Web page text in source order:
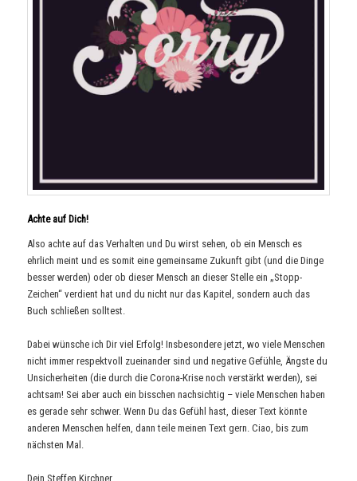
Achte auf Dich!
Also achte auf das Verhalten und Du wirst sehen, ob ein Mensch es
ehrlich meint und es somit eine gemeinsame Zukunft gibt (und die Dinge
besser werden) oder ob dieser Mensch an dieser Stelle ein „Stopp-
Zeichen“ verdient hat und du nicht nur das Kapitel, sondern auch das
Buch schließen solltest.
Dabei wünsche ich Dir viel Erfolg! Insbesondere jetzt, wo viele Menschen
nicht immer respektvoll zueinander sind und negative Gefühle, Ängste du
Unsicherheiten (die durch die Corona-Krise noch verstärkt werden), sei
achtsam! Sei aber auch ein bisschen nachsichtig – viele Menschen haben
es gerade sehr schwer. Wenn Du das Gefühl hast, dieser Text könnte
anderen Menschen helfen, dann teile meinen Text gern. Ciao, bis zum
nächsten Mal.
Dein Steffen Kirchner